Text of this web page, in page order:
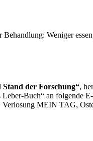
Weniger
Stand der Forschung“,
Buch“ an folgende
MEIN TAG,